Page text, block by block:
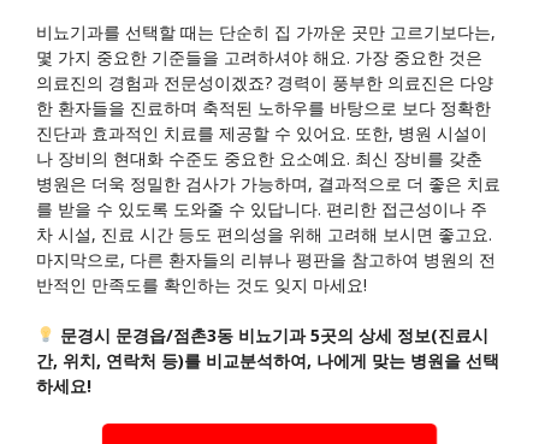
비뇨기과를 선택할 때는 단순히 집 가까운 곳만 고르기보다는,
몇 가지 중요한 기준들을 고려하셔야 해요. 가장 중요한 것은
의료진의 경험과 전문성이겠죠? 경력이 풍부한 의료진은 다양
한 환자들을 진료하며 축적된 노하우를 바탕으로 보다 정확한
진단과 효과적인 치료를 제공할 수 있어요. 또한, 병원 시설이
나 장비의 현대화 수준도 중요한 요소예요. 최신 장비를 갖춘
병원은 더욱 정밀한 검사가 가능하며, 결과적으로 더 좋은 치료
를 받을 수 있도록 도와줄 수 있답니다. 편리한 접근성이나 주
차 시설, 진료 시간 등도 편의성을 위해 고려해 보시면 좋고요.
마지막으로, 다른 환자들의 리뷰나 평판을 참고하여 병원의 전
반적인 만족도를 확인하는 것도 잊지 마세요!
문경시 문경읍/점촌3동 비뇨기과 5곳의 상세 정보(진료시
간, 위치, 연락처 등)를 비교분석하여, 나에게 맞는 병원을 선택
하세요!